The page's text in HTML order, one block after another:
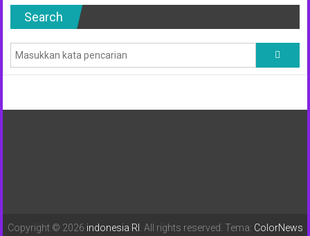
Search
Copyright © 2026 indonesia RI . All rights reserved. Tema: ColorNews